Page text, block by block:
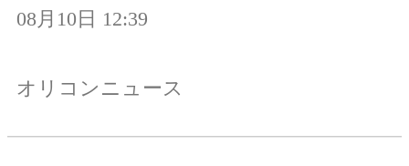
08月10日 12:39
オリコンニュース